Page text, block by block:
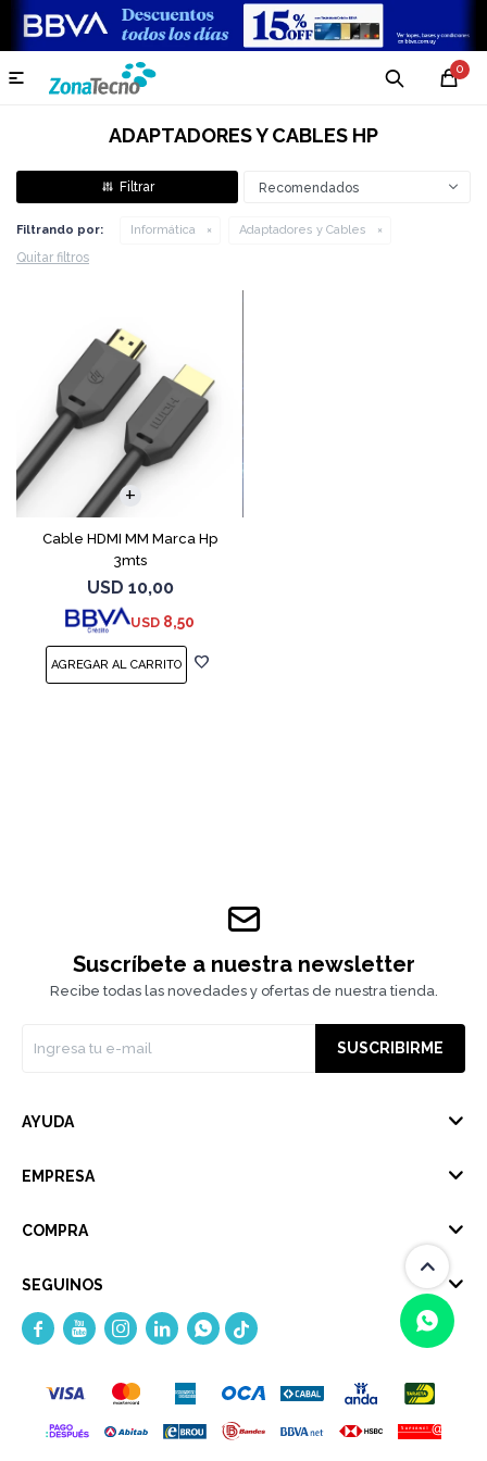
0

ADAPTADORES Y CABLES HP
Recomendados
Filtrando por: Informática Adaptadores y Cables
Quitar filtros
Cable HDMI MM Marca Hp
3mts
USD 10,00
USD 8,50
Suscríbete a nuestra newsletter
Recibe todas las novedades y ofertas de nuestra tienda.
SUSCRIBIRME
AYUDA
EMPRESA
COMPRA
SEGUINOS
    